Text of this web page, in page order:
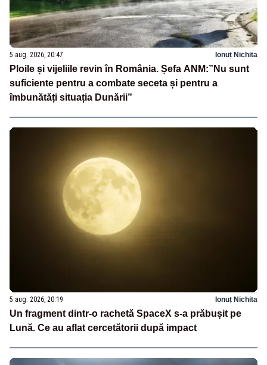
5 aug. 2026, 20:47 Ionuț Nichita
Ploile și vijeliile revin în România. Șefa ANM:”Nu sunt
suficiente pentru a combate seceta și pentru a
îmbunătăți situația Dunării”
5 aug. 2026, 20:19 Ionuț Nichita
Un fragment dintr-o rachetă SpaceX s-a prăbușit pe
Lună. Ce au aflat cercetătorii după impact